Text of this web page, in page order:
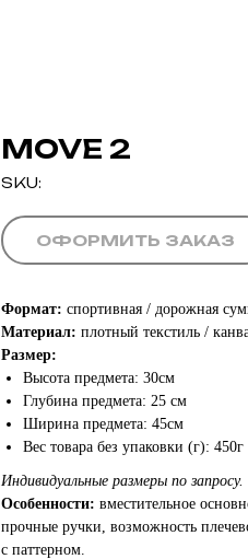
MOVE 2
SKU:
ОФОРМИТЬ ЗАКАЗ
Формат: спортивная / дорожная
Материал: плотный текстиль /
Размер:
Высота предмета: 30см
Глубина предмета: 25 см
Ширина предмета: 45см
Вес товара без упаковки (г): 450г
Индивидуальные размеры по запросу.
Особенности: вместительное
прочные ручки, возможность
с паттерном.